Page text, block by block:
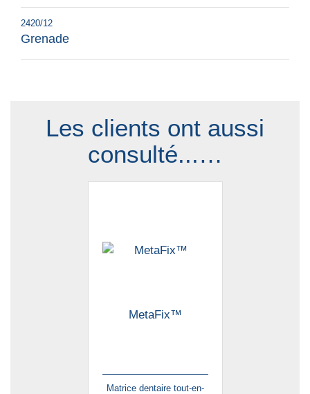
2420/12
Grenade
Les clients ont aussi
consulté...…
MetaFix™
Matrice dentaire tout-en-